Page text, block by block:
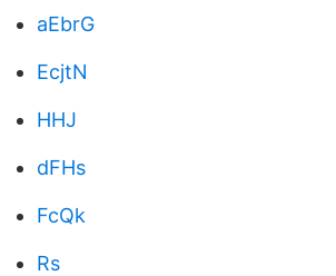
aEbrG
EcjtN
HHJ
dFHs
FcQk
Rs